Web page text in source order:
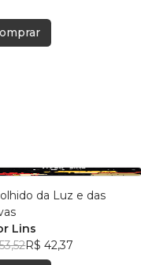
da Luz e das
Lins
R$ 42,37